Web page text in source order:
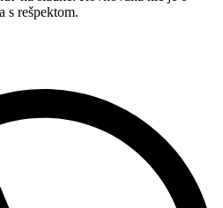
s rešpektom.